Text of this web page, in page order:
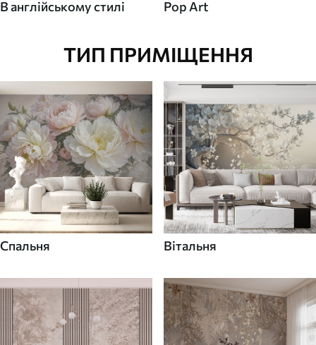
В англійському стилі Pop Art
ТИП ПРИМІЩЕННЯ
Спальня Вітальня